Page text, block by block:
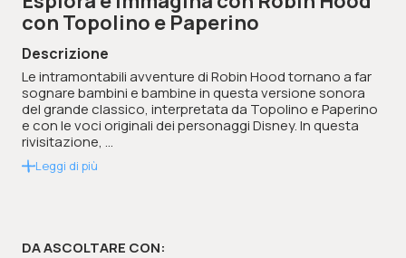
con Topolino e Paperino
Descrizione
Le intramontabili avventure di Robin Hood tornano a far
sognare bambini e bambine in questa versione sonora
del grande classico, interpretata da Topolino e Paperino
e con le voci originali dei personaggi Disney. In questa
rivisitazione, ...
Leggi di più
DA ASCOLTARE CON: